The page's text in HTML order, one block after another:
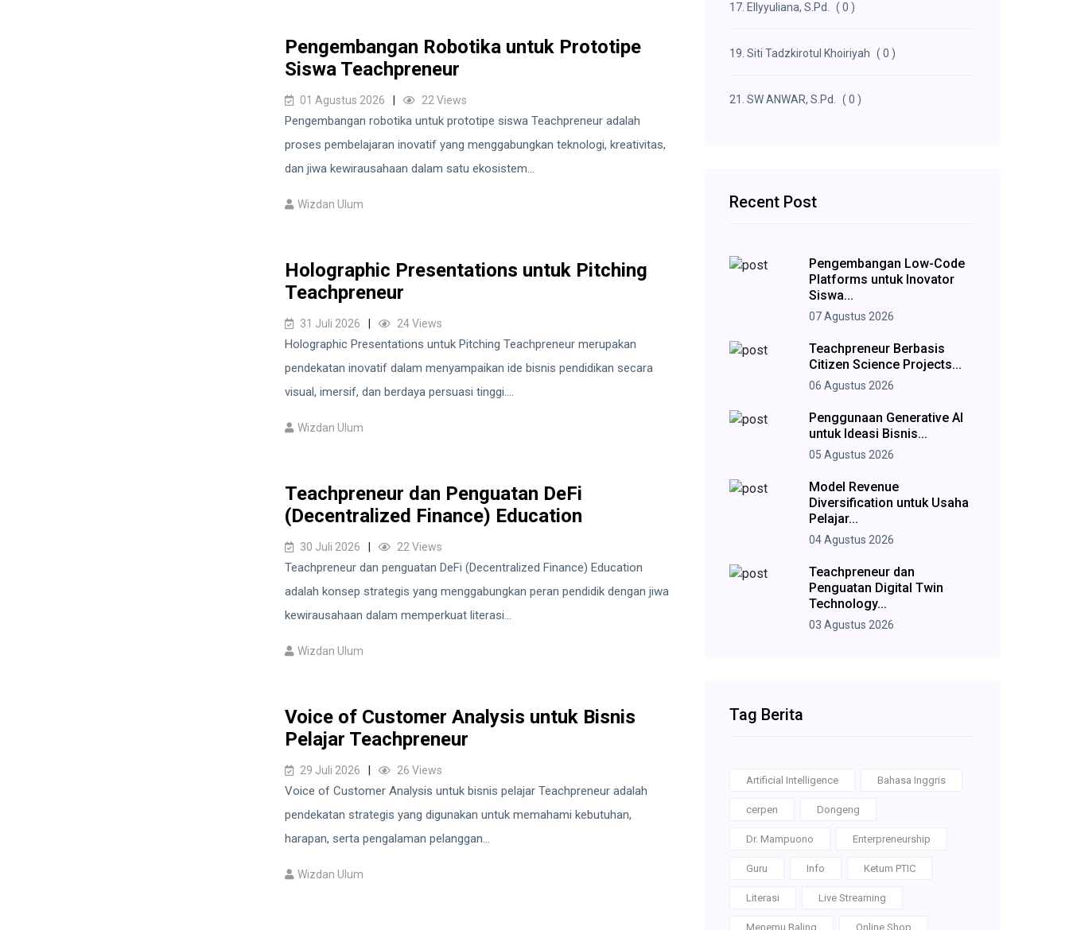
Pengembangan Robotika untuk Prototipe
Siswa Teachpreneur
01 Agustus 2026 22 Views
Pengembangan robotika untuk prototipe siswa Teachpreneur adalah
proses pembelajaran inovatif yang menggabungkan teknologi, kreativitas,
dan jiwa kewirausahaan dalam satu ekosistem...
Wizdan Ulum
Holographic Presentations untuk Pitching
Teachpreneur
31 Juli 2026 24 Views
Holographic Presentations untuk Pitching Teachpreneur merupakan
pendekatan inovatif dalam menyampaikan ide bisnis pendidikan secara
visual, imersif, dan berdaya persuasi tinggi....
Wizdan Ulum
Teachpreneur dan Penguatan DeFi
(Decentralized Finance) Education
30 Juli 2026 22 Views
Teachpreneur dan penguatan DeFi (Decentralized Finance) Education
adalah konsep strategis yang menggabungkan peran pendidik dengan jiwa
kewirausahaan dalam memperkuat literasi...
Wizdan Ulum
Voice of Customer Analysis untuk Bisnis
Pelajar Teachpreneur
29 Juli 2026 26 Views
Voice of Customer Analysis untuk bisnis pelajar Teachpreneur adalah
pendekatan strategis yang digunakan untuk memahami kebutuhan,
harapan, serta pengalaman pelanggan...
Wizdan Ulum
17. Ellyyuliana, S.Pd. ( 0 )
19. Siti Tadzkirotul Khoiriyah ( 0 )
21. SW ANWAR, S.Pd. ( 0 )
Recent Post
Pengembangan Low-Code
Platforms untuk Inovator
Siswa...
07 Agustus 2026
Teachpreneur Berbasis
Citizen Science Projects...
06 Agustus 2026
Penggunaan Generative AI
untuk Ideasi Bisnis...
05 Agustus 2026
Model Revenue
Diversification untuk Usaha
Pelajar...
04 Agustus 2026
Teachpreneur dan
Penguatan Digital Twin
Technology...
03 Agustus 2026
Tag Berita
Artificial Intelligence Bahasa Inggris
cerpen Dongeng
Dr. Mampuono Enterpreneurship
Guru Info Ketum PTIC
Literasi Live Streaming
Menemu Baling Online Shop